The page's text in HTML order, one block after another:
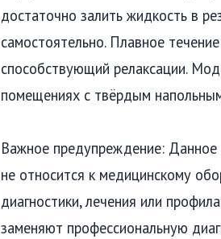
достаточно залить жидкость в
самостоятельно. Плавное
способствующий релаксации.
помещениях с твёрдым
Важное предупреждение: Данное
не относится к медицинскому
диагностики, лечения или
заменяют профессиональную